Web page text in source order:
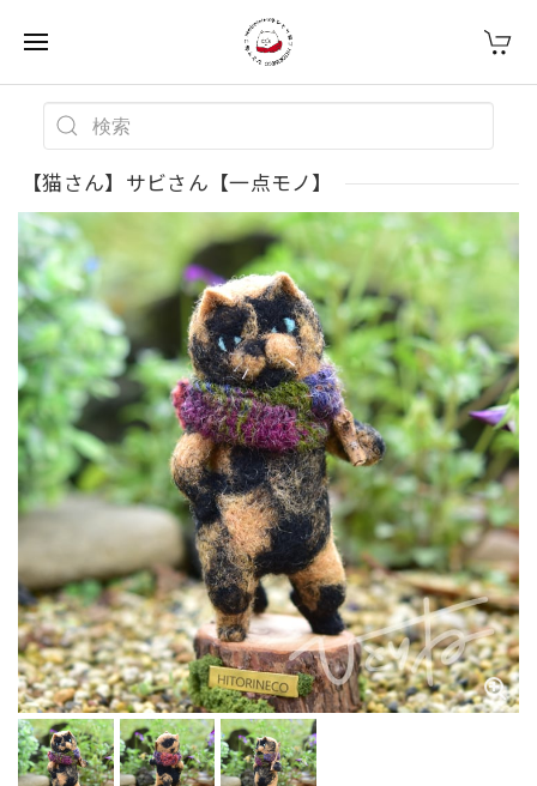
【猫さん】サビさん【一点モノ】